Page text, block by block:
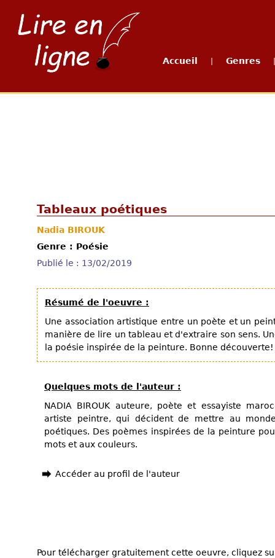
Accueil Genres
Tableaux poétiques
Nadia BIROUK
Genre : Poésie
Publié le : 13/02/2019
Résumé de l'oeuvre :
Une association artistique entre un poète et un
manière de lire un tableau et d'extraire son sens.
la poésie inspirée de la peinture. Bonne découverte!
Quelques mots de l'auteur :
NADIA BIROUK auteure, poète et essayiste
artiste peintre, qui décident de mettre au
poétiques. Des poèmes inspirées de la peinture
mots et aux couleurs.
Accéder au profil de l'auteur
Pour télécharger gratuitement cette oeuvre, cliquez